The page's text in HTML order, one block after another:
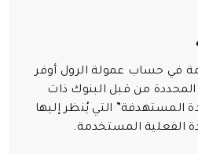
في حساب عمولة الرول أوفر
من قبل البنوك ذات
المستهدفة” التي يُنظر إليها
الفعلية المستخدمة.